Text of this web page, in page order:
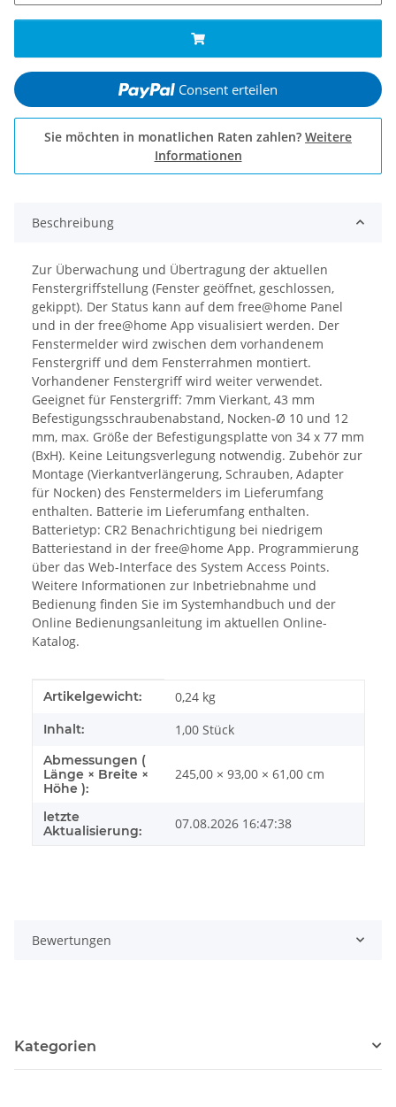
Consent erteilen
Sie möchten in monatlichen Raten zahlen? Weitere
Informationen
Beschreibung
Zur Überwachung und Übertragung der aktuellen
Fenstergriffstellung (Fenster geöffnet, geschlossen,
gekippt). Der Status kann auf dem free@home Panel
und in der free@home App visualisiert werden. Der
Fenstermelder wird zwischen dem vorhandenem
Fenstergriff und dem Fensterrahmen montiert.
Vorhandener Fenstergriff wird weiter verwendet.
Geeignet für Fenstergriff: 7mm Vierkant, 43 mm
Befestigungsschraubenabstand, Nocken-Ø 10 und 12
mm, max. Größe der Befestigungsplatte von 34 x 77 mm
(BxH). Keine Leitungsverlegung notwendig. Zubehör zur
Montage (Vierkantverlängerung, Schrauben, Adapter
für Nocken) des Fenstermelders im Lieferumfang
enthalten. Batterie im Lieferumfang enthalten.
Batterietyp: CR2 Benachrichtigung bei niedrigem
Batteriestand in der free@home App. Programmierung
über das Web-Interface des System Access Points.
Weitere Informationen zur Inbetriebnahme und
Bedienung finden Sie im Systemhandbuch und der
Online Bedienungsanleitung im aktuellen Online-
Katalog.
Produkteigenschaft
Wert
Artikelgewicht: 0,24 kg
Inhalt: 1,00 Stück
Abmessungen (
Länge × Breite ×
Höhe ):
245,00 × 93,00 × 61,00 cm
letzte
Aktualisierung:
07.08.2026 16:47:38
Bewertungen
Kategorien